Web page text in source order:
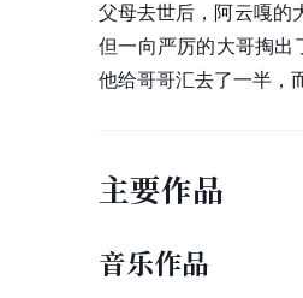
父母去世后，阿云嘎的
但一向严厉的大哥掏
他给哥哥汇去了一半，
主要作品
音乐作品